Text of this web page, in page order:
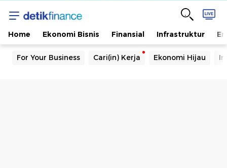
Home Ekonomi Bisnis Finansial Infrastruktur
For Your Business Cari(in) Kerja Ekonomi Hijau